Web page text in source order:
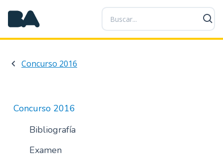
P
a
s
a
Concurso 2016
Concurso 2016
Bibliografía
Examen